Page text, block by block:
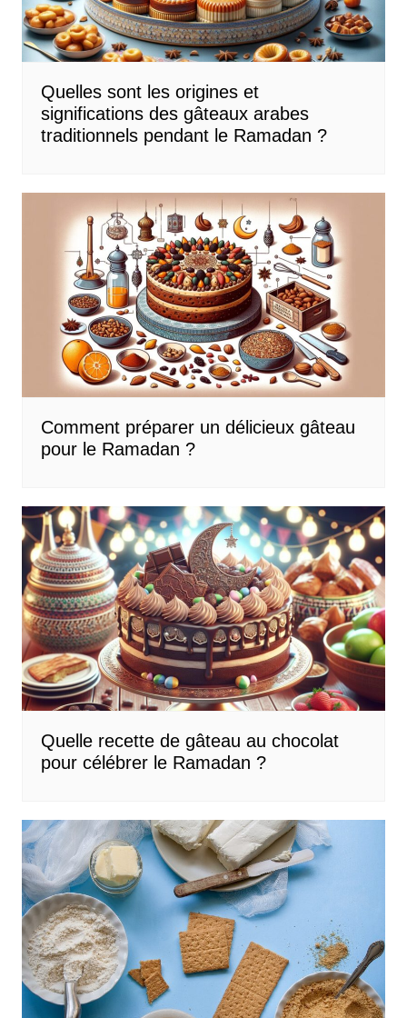
Quelles sont les origines et
significations des gâteaux arabes
traditionnels pendant le Ramadan ?
Comment préparer un délicieux gâteau
pour le Ramadan ?
Quelle recette de gâteau au chocolat
pour célébrer le Ramadan ?